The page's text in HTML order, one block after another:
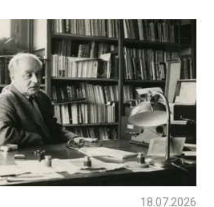
18.07.2026